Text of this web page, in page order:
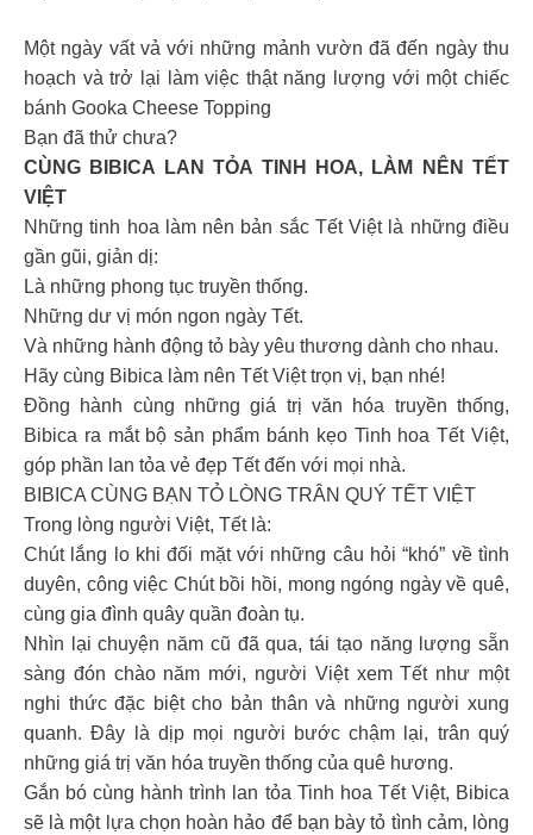
Một ngày vất vả với những mảnh vườn đã đến ngày thu
hoạch và trở lại làm việc thật năng lượng với một chiếc
bánh Gooka Cheese Topping
Bạn đã thử chưa?
CÙNG BIBICA LAN TỎA TINH HOA, LÀM NÊN TẾT
VIỆT
Những tinh hoa làm nên bản sắc Tết Việt là những điều
gần gũi, giản dị:
Là những phong tục truyền thống.
Những dư vị món ngon ngày Tết.
Và những hành động tỏ bày yêu thương dành cho nhau.
Hãy cùng Bibica làm nên Tết Việt trọn vị, bạn nhé!
Đồng hành cùng những giá trị văn hóa truyền thống,
Bibica ra mắt bộ sản phẩm bánh kẹo Tinh hoa Tết Việt,
góp phần lan tỏa vẻ đẹp Tết đến với mọi nhà.
BIBICA CÙNG BẠN TỎ LÒNG TRÂN QUÝ TẾT VIỆT
Trong lòng người Việt, Tết là:
Chút lắng lo khi đối mặt với những câu hỏi “khó” về tình
duyên, công việc Chút bồi hồi, mong ngóng ngày về quê,
cùng gia đình quây quần đoàn tụ.
Nhìn lại chuyện năm cũ đã qua, tái tạo năng lượng sẵn
sàng đón chào năm mới, người Việt xem Tết như một
nghi thức đặc biệt cho bản thân và những người xung
quanh. Đây là dịp mọi người bước chậm lại, trân quý
những giá trị văn hóa truyền thống của quê hương.
Gắn bó cùng hành trình lan tỏa Tinh hoa Tết Việt, Bibica
sẽ là một lựa chọn hoàn hảo để bạn bày tỏ tình cảm, lòng